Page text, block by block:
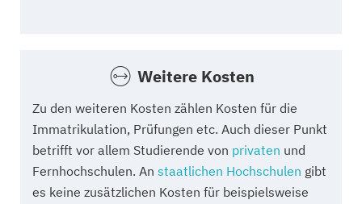
Weitere Kosten
Zu den weiteren Kosten zählen Kosten für die
Immatrikulation, Prüfungen etc. Auch dieser Punkt
betrifft vor allem Studierende von privaten und
Fernhochschulen. An staatlichen Hochschulen gibt
es keine zusätzlichen Kosten für beispielsweise